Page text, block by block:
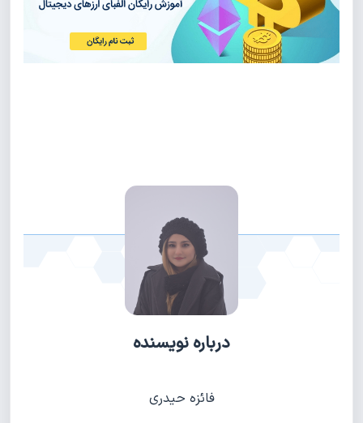
درباره نویسنده
فائزه حیدری